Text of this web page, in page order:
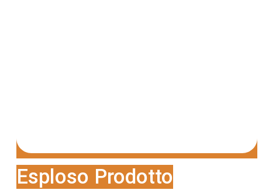
Esploso Prodotto